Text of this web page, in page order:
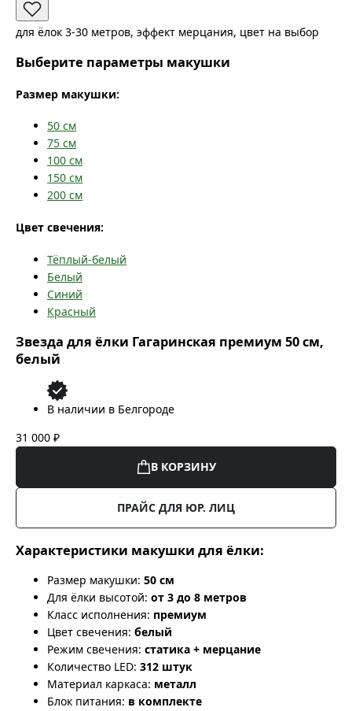
для ёлок 3-30 метров, эффект мерцания, цвет на выбор
Выберите параметры макушки
Размер макушки:
50 см
75 см
100 см
150 см
200 см
Цвет свечения:
Тёплый-белый
Белый
Синий
Красный
Звезда для ёлки Гагаринская премиум 50 см,
белый
В наличии в Белгороде
31 000 ₽
В КОРЗИНУ
ПРАЙС ДЛЯ ЮР. ЛИЦ
Характеристики макушки для ёлки:
Размер макушки: 50 см
Для ёлки высотой: от 3 до 8 метров
Класс исполнения: премиум
Цвет свечения: белый
Режим свечения: статика + мерцание
Количество LED: 312 штук
Материал каркаса: металл
Блок питания: в комплекте